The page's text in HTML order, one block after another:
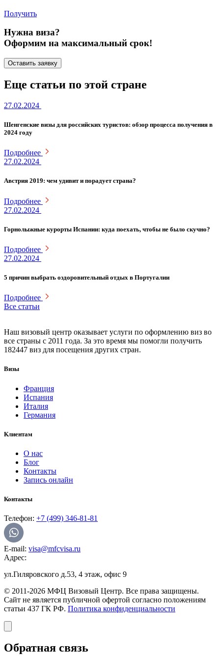
Получить
Нужна виза?
Оформим на максимальный срок!
Оставить заявку
Еще статьи по этой стране
27.02.2024
Шенгенские визы для российских туристов: обзор процесса получения в
2024 году
Подробнее
27.02.2024
Австрия 2019: чем удивит и порадует страна?
Подробнее
27.02.2024
Горнолыжные курорты Испании: куда поехать, чтобы не было скучно?
Подробнее
27.02.2024
5 причин выбрать оздоровительный отдых в Португалии
Подробнее
Все статьи
Наш визовый центр оказывает услуги по оформлению виз во
все страны с 2011 года. За это время мы помогли получить
182447 виз для посещения других стран.
Визы
Франция
Испания
Италия
Германия
Клиентам
О нас
Блог
Контакты
Запись онлайн
Контакты
Телефон: +7 (499) 346-81-81
E-mail: visa@mfcvisa.ru
Адрес:
ул.Гиляровского д.53, 4 этаж, офис 9
© 2011-2026 МФЦ Визовый Центр. Все права защищены.
Сайт не является публичной офертой согласно положениям
статьи 437 ГК РФ. Политика конфиденциальности
Обратная связь